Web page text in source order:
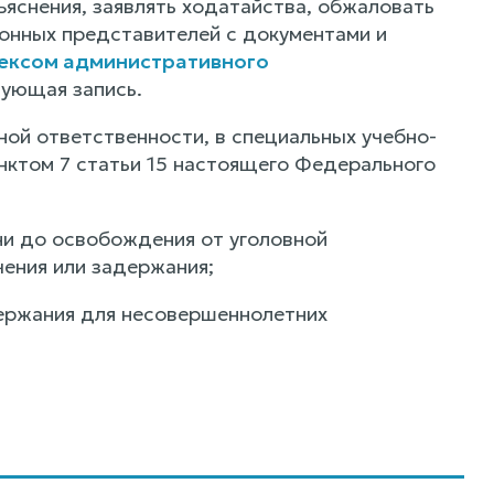
заявлять ходатайства, обжаловать
представителей с документами и
административного
запись.
ответственности, в специальных учебно-
7 статьи 15 настоящего Федерального
до освобождения от уголовной
или задержания;
для несовершеннолетних